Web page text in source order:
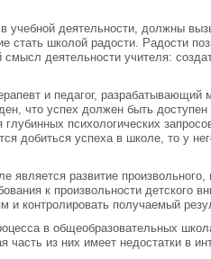
деятельности, должны
стать школой радости. Радости
деятельности учителя:
и педагог, разрабатывающий
что успех должен быть
психологических
добиться успеха в школе, то у
развитие произвольного,
к произвольности детского
и контролировать получаемый
в общеобразовательных
из них имеет недостатки в